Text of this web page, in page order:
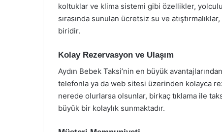
koltuklar ve klima sistemi gibi özellikler,
sırasında sunulan ücretsiz su ve
biridir.
Kolay Rezervasyon ve Ulaşım
Aydın Bebek Taksi’nin en büyük
telefonla ya da web sitesi üzerinden kolayca
nerede olurlarsa olsunlar, birkaç tıklama ile
büyük bir kolaylık sunmaktadır.